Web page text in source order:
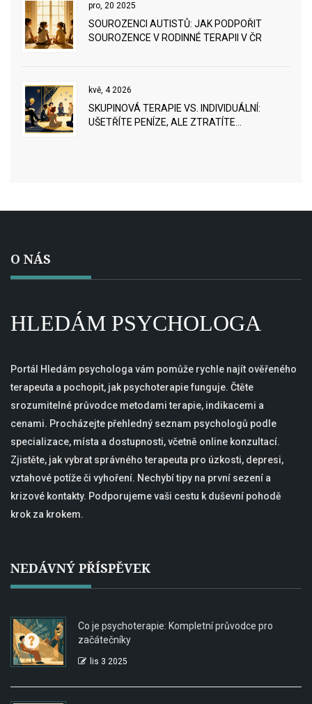
pro, 20 2025
SOUROZENCI AUTISTŮ: JAK PODPOŘIT
SOUROZENCE V RODINNÉ TERAPII V ČR
kvě, 4 2026
SKUPINOVÁ TERAPIE VS. INDIVIDUÁLNÍ:
UŠETŘÍTE PENÍZE, ALE ZTRATÍTE
O NÁS
HLEDÁM PSYCHOLOGA
Portál Hledám psychologa vám pomůže rychle najít ověřeného
terapeuta a pochopit, jak psychoterapie funguje. Čtěte
srozumitelné průvodce metodami terapie, indikacemi a
cenami. Procházejte přehledný seznam psychologů podle
specializace, místa a dostupnosti, včetně online konzultací.
Zjistěte, jak vybrat správného terapeuta pro úzkosti, depresi,
vztahové potíže či vyhoření. Nechybí tipy na první sezení a
krizové kontakty. Podporujeme vaši cestu k duševní pohodě
krok za krokem.
NEDÁVNÝ PŘÍSPĚVEK
Co je psychoterapie: Kompletní průvodce pro
začátečníky
lis 3 2025